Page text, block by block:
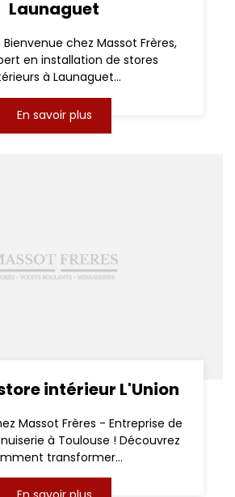
Launaguet
chez Massot Frères,
en installation de stores
à Launaguet...
En savoir plus
intérieur L'Union
Massot Frères - Entreprise de
à Toulouse ! Découvrez
transformer...